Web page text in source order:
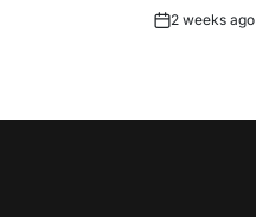
Post2 weeks ago